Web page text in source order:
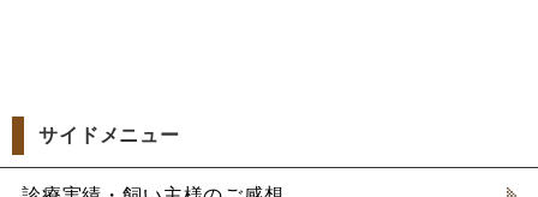
サイドメニュー